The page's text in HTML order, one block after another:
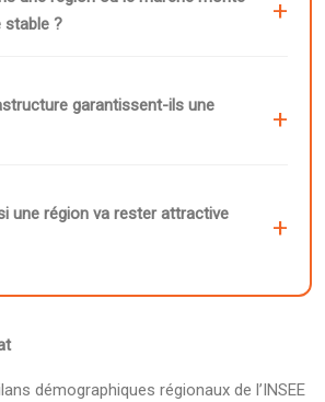
stable ?
garantissent-ils une
une région va rester attractive
démographiques régionaux de l’INSEE